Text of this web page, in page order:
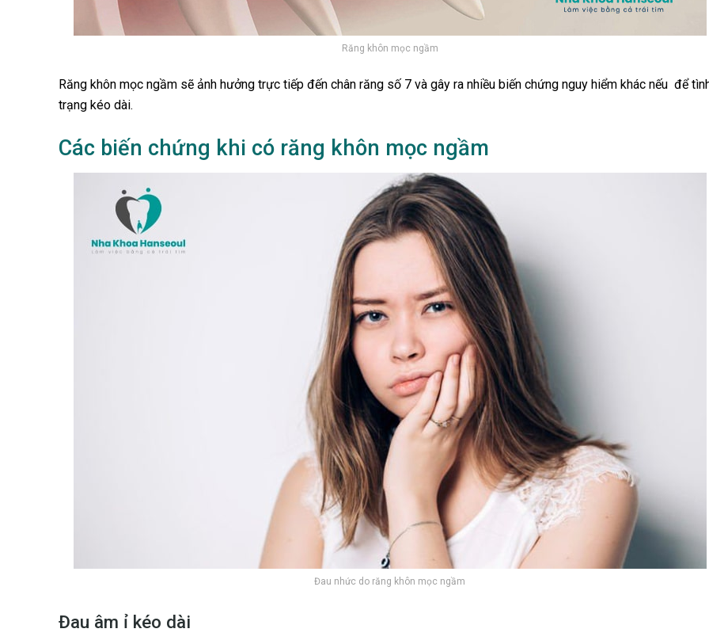
Răng khôn mọc ngầm
Răng khôn mọc ngầm sẽ ảnh hưởng trực tiếp đến chân răng số 7 và gây ra nhiều biến chứng nguy hiểm khác nếu để
trạng kéo dài.
Các biến chứng khi có răng khôn mọc ngầm
Đau nhức do răng khôn mọc ngầm
Đau âm ỉ kéo dài